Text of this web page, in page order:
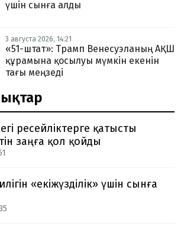
үшін сынға алды
3 августа 2026, 14:21
«51-штат»: Трамп Венесуэланың АҚШ
құрамына қосылуы мүмкін екенін
тағы меңзеді
ресейліктерге қатысты
заңға қол қойды
«екіжүзділік» үшін сынға